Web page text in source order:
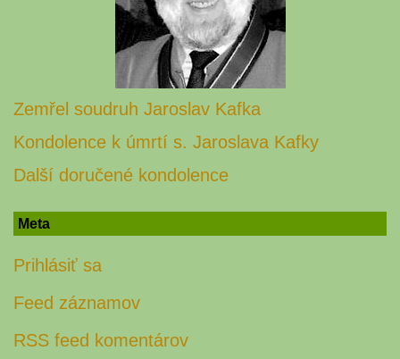
Zemřel soudruh Jaroslav Kafka
Kondolence k úmrtí s. Jaroslava Kafky
Další doručené kondolence
Meta
Prihlásiť sa
Feed záznamov
RSS feed komentárov